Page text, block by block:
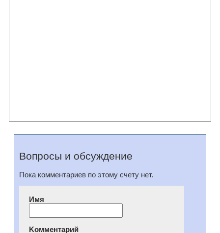
Вопросы и обсуждение
Пока комментариев по этому счету нет.
Имя
Kомментарий